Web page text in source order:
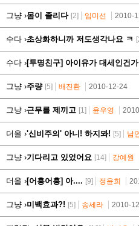
그냥 ›몸이 졸리다 [2] 임미선 2010-
수다 ›초상화하니까 저도생각나요 ㅋ
수다 ›[투명친구] 아이유가 대세인건
그냥 ›주량 [5] 배진환 2010-12-24
그냥 ›근무를 제끼고 [1] 윤우영
더올 ›'신비주의' 아니! 하지뫄! [5] 남
그냥 ›기다리고 있었어요 [14] 강예원
더올 ›[어흥어흥] 아.... [9] 정윤희
그냥 ›미백효과?! [5] 송세라 2010-